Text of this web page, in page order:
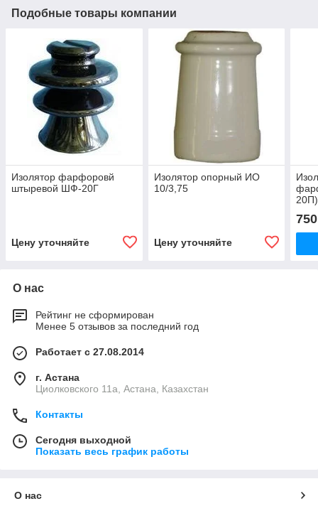
Подобные товары компании
Изолятор фарфоровй
штыревой ШФ-20Г
Цену уточняйте
Изолятор опорный ИО
10/3,75
Цену уточняйте
20П)
750
О нас
Рейтинг не сформирован
Менее 5 отзывов за последний год
Работает с 27.08.2014
г. Астана
Циолковского 11а, Астана, Казахстан
Контакты
Сегодня выходной
Показать весь график работы
О нас